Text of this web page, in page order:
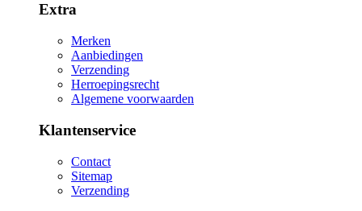
Extra
Merken
Aanbiedingen
Verzending
Herroepingsrecht
Algemene voorwaarden
Klantenservice
Contact
Sitemap
Verzending